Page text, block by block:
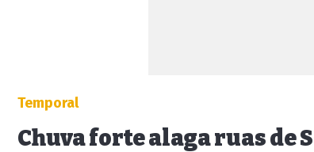
Temporal
Chuva forte alaga ruas de